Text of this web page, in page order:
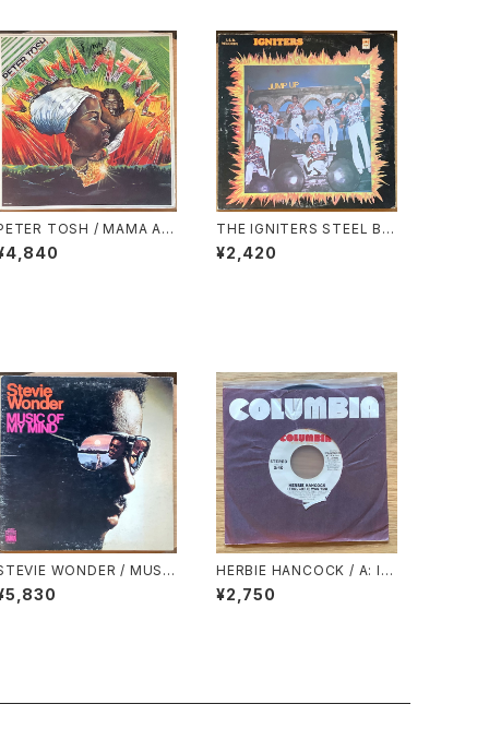
TOSH / MAMA AF
THE IGNITERS STEEL BA
ND / JUMP UP
¥2,420
WONDER / MUSI
OF MY MIND
HERBIE HANCOCK / A: I T
HOUGHT IT WAS YOU (S
TEREO) / B: I THOUGHT I
¥2,750